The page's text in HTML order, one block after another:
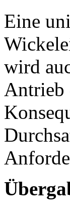
Eine
wird
Antrieb